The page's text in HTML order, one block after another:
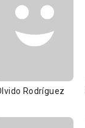
Rodríguez